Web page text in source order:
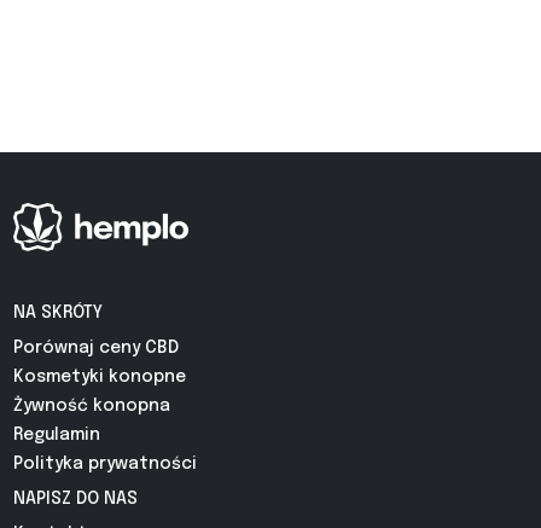
NA SKRÓTY
Porównaj ceny CBD
Kosmetyki konopne
Żywność konopna
Regulamin
Polityka prywatności
NAPISZ DO NAS